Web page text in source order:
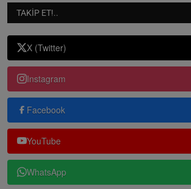
TAKIP ET!..
X (Twitter)
Instagram
Facebook
YouTube
WhatsApp